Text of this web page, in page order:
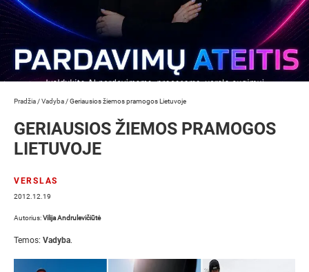
Pradžia /Vadyba /Geriausios žiemos pramogos Lietuvoje
GERIAUSIOS ŽIEMOS PRAMOGOS
LIETUVOJE
VERSLAS
2012.12.19
Autorius:Vilija Andrulevičiūtė
Temos: Vadyba.